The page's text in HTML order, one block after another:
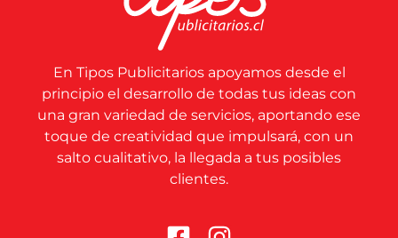
En Tipos Publicitarios apoyamos desde el
principio el desarrollo de todas tus ideas con
una gran variedad de servicios, aportando ese
toque de creatividad que impulsará, con un
salto cualitativo, la llegada a tus posibles
clientes.